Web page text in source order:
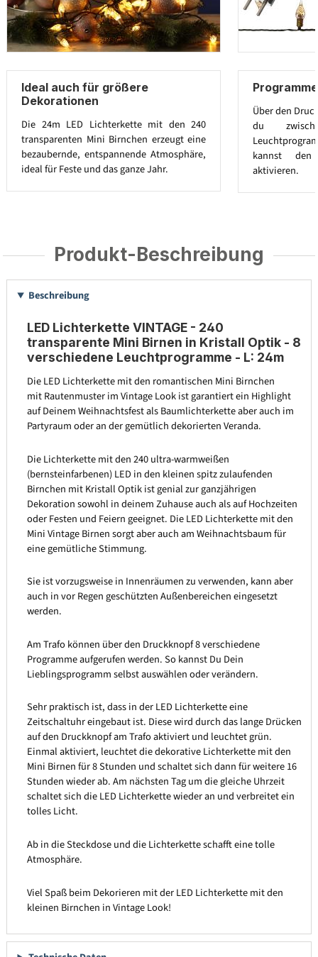
Ideal auch für größere
Dekorationen
Die 24m LED Lichterkette mit den 240
transparenten Mini Birnchen erzeugt eine
bezaubernde, entspannende Atmosphäre,
ideal für Feste und das ganze Jahr.
Über den
du
kannst
aktivieren.
Produkt-Beschreibung
Beschreibung
LED Lichterkette VINTAGE - 240
transparente Mini Birnen in Kristall Optik - 8
verschiedene Leuchtprogramme - L: 24m
Die LED Lichterkette mit den romantischen Mini Birnchen
mit Rautenmuster im Vintage Look ist garantiert ein Highlight
auf Deinem Weihnachtsfest als Baumlichterkette aber auch im
Partyraum oder an der gemütlich dekorierten Veranda.
Die Lichterkette mit den 240 ultra-warmweißen
(bernsteinfarbenen) LED in den kleinen spitz zulaufenden
Birnchen mit Kristall Optik ist genial zur ganzjährigen
Dekoration sowohl in deinem Zuhause auch als auf Hochzeiten
oder Festen und Feiern geeignet. Die LED Lichterkette mit den
Mini Vintage Birnen sorgt aber auch am Weihnachtsbaum für
eine gemütliche Stimmung.
Sie ist vorzugsweise in Innenräumen zu verwenden, kann aber
auch in vor Regen geschützten Außenbereichen eingesetzt
werden.
Am Trafo können über den Druckknopf 8 verschiedene
Programme aufgerufen werden. So kannst Du Dein
Lieblingsprogramm selbst auswählen oder verändern.
Sehr praktisch ist, dass in der LED Lichterkette eine
Zeitschaltuhr eingebaut ist. Diese wird durch das lange Drücken
auf den Druckknopf am Trafo aktiviert und leuchtet grün.
Einmal aktiviert, leuchtet die dekorative Lichterkette mit den
Mini Birnen für 8 Stunden und schaltet sich dann für weitere 16
Stunden wieder ab. Am nächsten Tag um die gleiche Uhrzeit
schaltet sich die LED Lichterkette wieder an und verbreitet ein
tolles Licht.
Ab in die Steckdose und die Lichterkette schafft eine tolle
Atmosphäre.
Viel Spaß beim Dekorieren mit der LED Lichterkette mit den
kleinen Birnchen in Vintage Look!